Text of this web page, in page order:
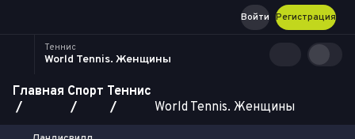
Регистрация
Войти
Теннис
World Tennis. Женщины
Главная Спорт Теннис
World Tennis. Женщины